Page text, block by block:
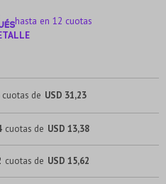
hasta en 12 cuotas
cuotas de USD 31,23
cuotas de USD 13,38
cuotas de USD 15,62